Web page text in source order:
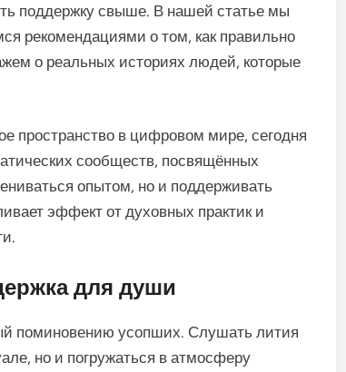
поддержку свыше. В нашей статье мы
рекомендациями о том, как правильно
о реальных историях людей, которые
пространство в цифровом мире, сегодня
сообществ, посвящённых
опытом, но и поддерживать
эффект от духовных практик и
для души
поминовению усопших. Слушать лития
но и погружаться в атмосферу